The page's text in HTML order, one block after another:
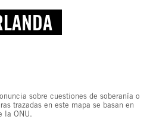
sobre cuestiones de soberanía o
trazadas en este mapa se basan en
la ONU.